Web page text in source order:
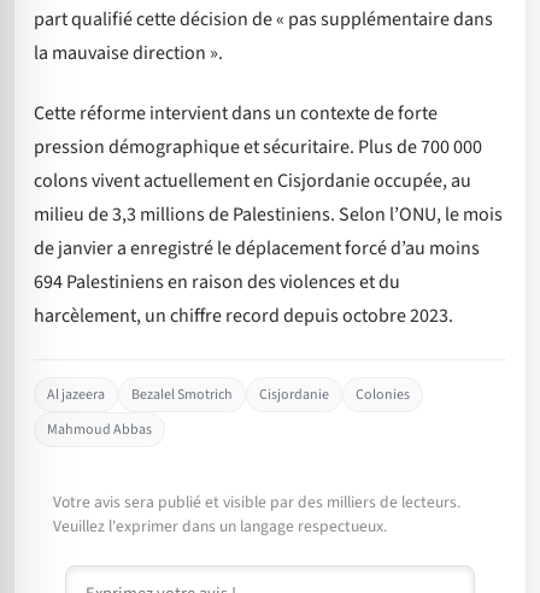
part qualifié cette décision de « pas supplémentaire dans
la mauvaise direction ».
Cette réforme intervient dans un contexte de forte
pression démographique et sécuritaire. Plus de 700 000
colons vivent actuellement en Cisjordanie occupée, au
milieu de 3,3 millions de Palestiniens. Selon l’ONU, le mois
de janvier a enregistré le déplacement forcé d’au moins
694 Palestiniens en raison des violences et du
harcèlement, un chiffre record depuis octobre 2023.
Al jazeera Bezalel Smotrich Cisjordanie
Colonies
Mahmoud Abbas
Votre avis sera publié et visible par des milliers de lecteurs.
Veuillez l'exprimer dans un langage respectueux.
Commentaire